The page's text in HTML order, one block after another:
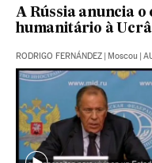
A Rússia anuncia o
humanitário à
RODRIGO FERNÁNDEZ Moscou